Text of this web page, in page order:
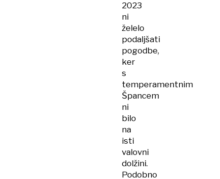
2023
ni
želelo
podaljšati
pogodbe,
ker
s
temperamentnim
Špancem
ni
bilo
na
isti
valovni
dolžini.
Podobno